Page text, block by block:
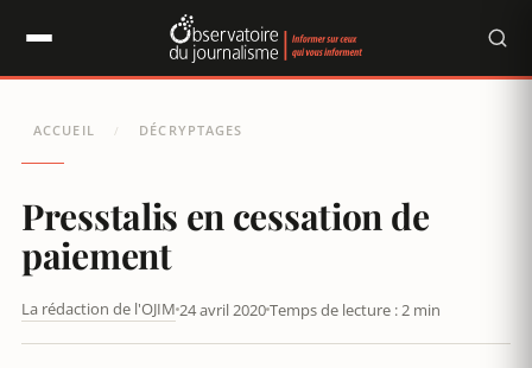
ACCUEIL / DÉCRYPTAGES
Presstalis en cessation de
paiement
La rédaction de l'OJIM 24 avril 2020Temps de lecture : 2 min
Panneau de gestion des cookies